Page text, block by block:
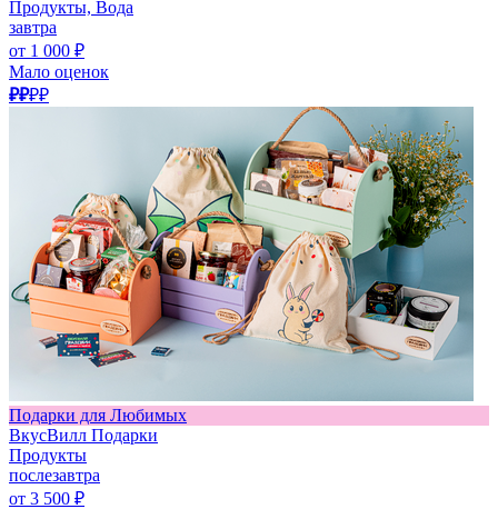
Продукты, Вода
завтра
от 1 000 ₽
Мало оценок
₽₽₽₽
Подарки для Любимых
ВкусВилл Подарки
Продукты
послезавтра
от 3 500 ₽